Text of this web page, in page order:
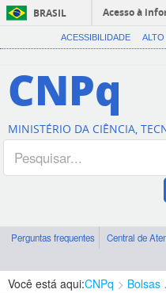
BRASIL
Acesso à
ACESSIBILIDADE
CNPq
MINISTÉRIO DA CIÊNCIA,
Perguntas frequentes Central de
Você está aqui:CNPq